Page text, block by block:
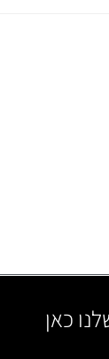
כאן